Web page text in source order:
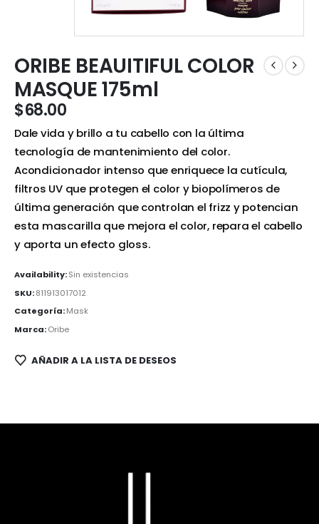
ORIBE BEAUITIFUL COLOR
MASQUE 175ml
$68.00
Dale vida y brillo a tu cabello con la última
tecnología de mantenimiento del color.
Acondicionador intenso que enriquece la cutícula,
filtros UV que protegen el color y biopolímeros de
última generación que controlan el frizz y potencian
esta mascarilla que mejora el color, repara el cabello
y aporta un efecto gloss.
Availability:Sin existencias
SKU:811913017012
Categoría:Mask
Marca:Oribe
AÑADIR A LA LISTA DE DESEOS